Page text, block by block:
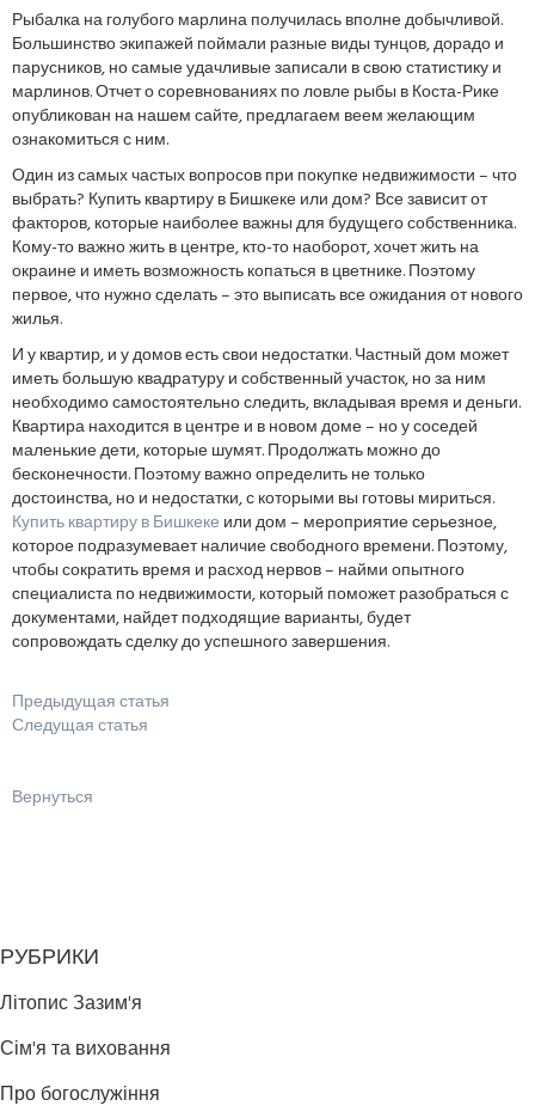
Рыбалка на голубого марлина получилась вполне добычливой.
Большинство экипажей поймали разные виды тунцов, дорадо и
парусников, но самые удачливые записали в свою статистику и
марлинов. Отчет о соревнованиях по ловле рыбы в Коста-Рике
опубликован на нашем сайте, предлагаем веем желающим
ознакомиться с ним.
Один из самых частых вопросов при покупке недвижимости – что
выбрать? Купить квартиру в Бишкеке или дом? Все зависит от
факторов, которые наиболее важны для будущего собственника.
Кому-то важно жить в центре, кто-то наоборот, хочет жить на
окраине и иметь возможность копаться в цветнике. Поэтому
первое, что нужно сделать – это выписать все ожидания от нового
жилья.
И у квартир, и у домов есть свои недостатки. Частный дом может
иметь большую квадратуру и собственный участок, но за ним
необходимо самостоятельно следить, вкладывая время и деньги.
Квартира находится в центре и в новом доме – но у соседей
маленькие дети, которые шумят. Продолжать можно до
бесконечности. Поэтому важно определить не только
достоинства, но и недостатки, с которыми вы готовы мириться.
Купить квартиру в Бишкеке или дом – мероприятие серьезное,
которое подразумевает наличие свободного времени. Поэтому,
чтобы сократить время и расход нервов – найми опытного
специалиста по недвижимости, который поможет разобраться с
документами, найдет подходящие варианты, будет
сопровождать сделку до успешного завершения.
Предыдущая статья
Следущая статья
Вернуться
РУБРИКИ
Літопис Зазим'я
Сім'я та виховання
Про богослужіння